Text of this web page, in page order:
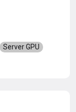
Server GPU